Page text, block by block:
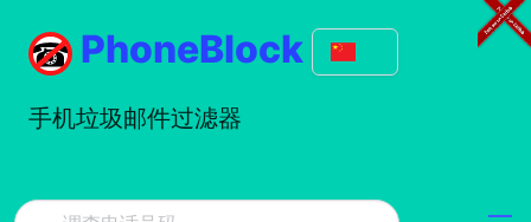
PhoneBlock
手机垃圾邮件过滤器